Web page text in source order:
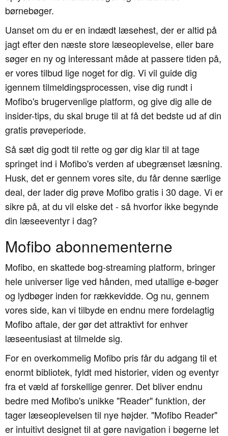
børnebøger.
Uanset om du er en indædt læsehest, der er altid på
jagt efter den næste store læseoplevelse, eller bare
søger en ny og interessant måde at passere tiden på,
er vores tilbud lige noget for dig. Vi vil guide dig
igennem tilmeldingsprocessen, vise dig rundt i
Mofibo's brugervenlige platform, og give dig alle de
insider-tips, du skal bruge til at få det bedste ud af din
gratis prøveperiode.
Så sæt dig godt til rette og gør dig klar til at tage
springet ind i Mofibo's verden af ubegrænset læsning.
Husk, det er gennem vores site, du får denne særlige
deal, der lader dig prøve Mofibo gratis i 30 dage. Vi er
sikre på, at du vil elske det - så hvorfor ikke begynde
din læseeventyr i dag?
Mofibo abonnementerne
Mofibo, en skattede bog-streaming platform, bringer
hele universer lige ved hånden, med utallige e-bøger
og lydbøger inden for rækkevidde. Og nu, gennem
vores side, kan vi tilbyde en endnu mere fordelagtig
Mofibo aftale, der gør det attraktivt for enhver
læseentusiast at tilmelde sig.
For en overkommelig Mofibo pris får du adgang til et
enormt bibliotek, fyldt med historier, viden og eventyr
fra et væld af forskellige genrer. Det bliver endnu
bedre med Mofibo's unikke "Reader" funktion, der
tager læseoplevelsen til nye højder. "Mofibo Reader"
er intuitivt designet til at gøre navigation i bøgerne let